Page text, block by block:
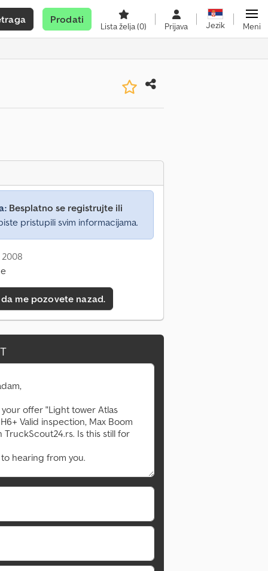
Prodati
Lista želja(0) Prijava Jezik Meni
Besplatno se registrujte ili
pristupili svim informacijama.
me pozovete nazad.